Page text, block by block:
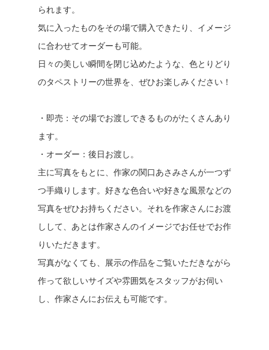
られます。
気に入ったものをその場で購入できたり、イメージ
に合わせてオーダーも可能。
日々の美しい瞬間を閉じ込めたような、色とりどり
のタペストリーの世界を、ぜひお楽しみください！
・即売：その場でお渡しできるものがたくさんあり
ます。
・オーダー：後日お渡し。
主に写真をもとに、作家の関口あさみさんが一つず
つ手織りします。好きな色合いや好きな風景などの
写真をぜひお持ちください。それを作家さんにお渡
しして、あとは作家さんのイメージでお任せでお作
りいただきます。
写真がなくても、展示の作品をご覧いただきながら
作って欲しいサイズや雰囲気をスタッフがお伺い
し、作家さんにお伝えも可能です。